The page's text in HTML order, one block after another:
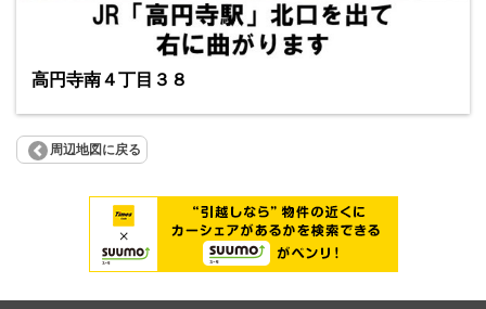
高円寺南４丁目３８
周辺地図に戻る